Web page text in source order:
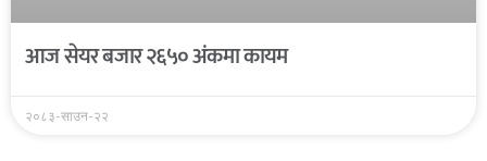
आज सेयर बजार २६५० अंकमा कायम
२०८३-साउन-२२